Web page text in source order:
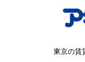
東京の賃